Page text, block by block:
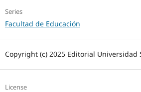
Series
Facultad de Educación
Copyright (c) 2025 Editorial Universidad
License